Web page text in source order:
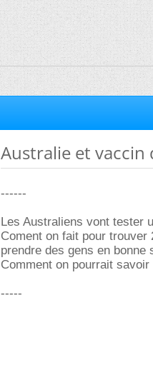
Australie et vaccin
------
Les Australiens vont tester
Coment on fait pour
prendre des gens en
Comment on pourrait
-----